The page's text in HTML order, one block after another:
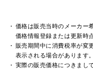
価格は販売当時のメーカー
価格情報登録または更新時
販売期間中に消費税率が変
表示される場合があります。
実際の販売価格につきまし